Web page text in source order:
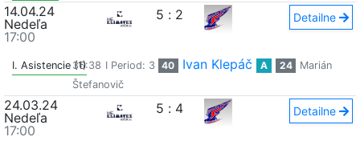
14.04.24
Nedeľa
17:00
5 : 2 Detailne
I. Asistencie (1)36:38 I Period: 3 40 Ivan Klepáč A 24
Marián
Štefanovič
24.03.24
Nedeľa
17:00
5 : 4 Detailne